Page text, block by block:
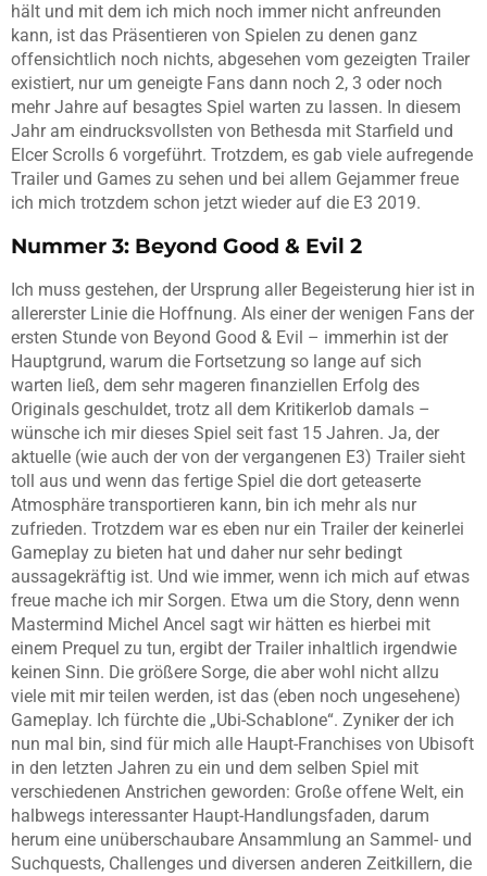
hält und mit dem ich mich noch immer nicht anfreunden
kann, ist das Präsentieren von Spielen zu denen ganz
offensichtlich noch nichts, abgesehen vom gezeigten Trailer
existiert, nur um geneigte Fans dann noch 2, 3 oder noch
mehr Jahre auf besagtes Spiel warten zu lassen. In diesem
Jahr am eindrucksvollsten von Bethesda mit Starfield und
Elcer Scrolls 6 vorgeführt. Trotzdem, es gab viele aufregende
Trailer und Games zu sehen und bei allem Gejammer freue
ich mich trotzdem schon jetzt wieder auf die E3 2019.
Nummer 3: Beyond Good & Evil 2
Ich muss gestehen, der Ursprung aller Begeisterung hier ist in
allererster Linie die Hoffnung. Als einer der wenigen Fans der
ersten Stunde von Beyond Good & Evil – immerhin ist der
Hauptgrund, warum die Fortsetzung so lange auf sich
warten ließ, dem sehr mageren finanziellen Erfolg des
Originals geschuldet, trotz all dem Kritikerlob damals –
wünsche ich mir dieses Spiel seit fast 15 Jahren. Ja, der
aktuelle (wie auch der von der vergangenen E3) Trailer sieht
toll aus und wenn das fertige Spiel die dort geteaserte
Atmosphäre transportieren kann, bin ich mehr als nur
zufrieden. Trotzdem war es eben nur ein Trailer der keinerlei
Gameplay zu bieten hat und daher nur sehr bedingt
aussagekräftig ist. Und wie immer, wenn ich mich auf etwas
freue mache ich mir Sorgen. Etwa um die Story, denn wenn
Mastermind Michel Ancel sagt wir hätten es hierbei mit
einem Prequel zu tun, ergibt der Trailer inhaltlich irgendwie
keinen Sinn. Die größere Sorge, die aber wohl nicht allzu
viele mit mir teilen werden, ist das (eben noch ungesehene)
Gameplay. Ich fürchte die „Ubi-Schablone“. Zyniker der ich
nun mal bin, sind für mich alle Haupt-Franchises von Ubisoft
in den letzten Jahren zu ein und dem selben Spiel mit
verschiedenen Anstrichen geworden: Große offene Welt, ein
halbwegs interessanter Haupt-Handlungsfaden, darum
herum eine unüberschaubare Ansammlung an Sammel- und
Suchquests, Challenges und diversen anderen Zeitkillern, die